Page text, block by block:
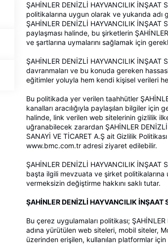
ŞAHİNLER DENİZLİ HAYVANCILIK
politikalarına uygun olarak ve yukarıda
ŞAHİNLER DENİZLİ HAYVANCILIK
paylaşması halinde, bu şirketlerin
ve şartlarına uymalarını sağlamak için
ŞAHİNLER DENİZLİ HAYVANCILIK İNŞAAT
davranmaları ve bu konuda gereken
eğitimler yoluyla hem kendi kişisel verileri
Bu politikada yer verilen taahhütler
kanalları aracılığıyla paylaşılan bilgiler
halinde, link verilen web sitelerinin gizlilik
uğranabilecek zarardan ŞAHİNLER
SANAYİ VE TİCARET A.Ş ait Gizlilik
www.bmc.com.tr adresi ziyaret edilebilir.
ŞAHİNLER DENİZLİ HAYVANCILIK
başta ilgili mevzuata ve şirket
vermeksizin değiştirme hakkını saklı tutar.
ŞAHİNLER DENİZLİ HAYVANCILIK
Bu çerez uygulamaları politikası;
adına yürütülen web siteleri, mobil siteler,
üzerinden erişilen, kullanılan platformlar